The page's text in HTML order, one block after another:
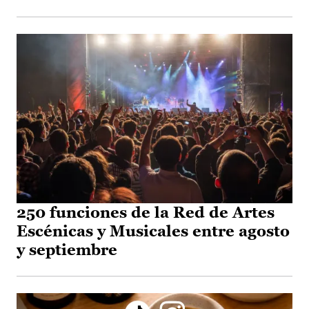
250 funciones de la Red de Artes
Escénicas y Musicales entre agosto
y septiembre